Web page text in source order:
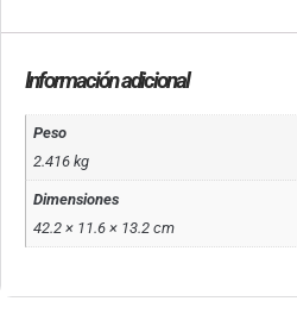
Información adicional
Peso
2.416 kg
Dimensiones
42.2 × 11.6 × 13.2 cm